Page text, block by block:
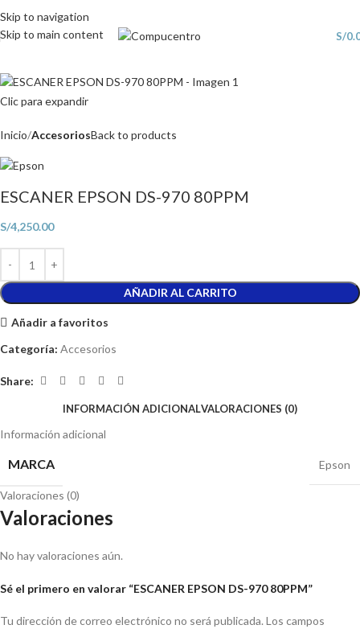
Skip to navigation
Skip to main content
S/
Clic para expandir
Inicio AccesoriosBack to products
ESCANER EPSON DS-970 80PPM
S/4,250.00
AÑADIR AL CARRITO
Añadir a favoritos
Categoría: Accesorios
Share:
INFORMACIÓN ADICIONALVALORACIONES (0)
Información adicional
MARCA Epson
Valoraciones (0)
Valoraciones
No hay valoraciones aún.
Sé el primero en valorar “ESCANER EPSON DS-970 80PPM”
Tu dirección de correo electrónico no será publicada. Los campos